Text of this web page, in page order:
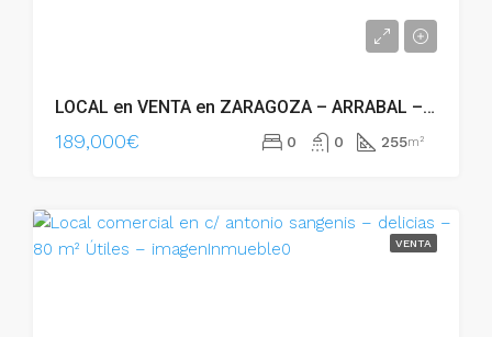
LOCAL en VENTA en ZARAGOZA – ARRABAL – Calle Matilde de Sanguesa (Ref.: 00904) – 00904
189,000€ 0 0 255m²
VENTA